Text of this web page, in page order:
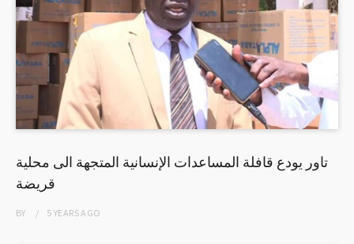
تاور يودع قافلة المساعدات الإنسانية المتجهة الى محلية
قريضة
BY 5 YEARSAGO